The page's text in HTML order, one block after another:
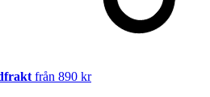
från 890 kr